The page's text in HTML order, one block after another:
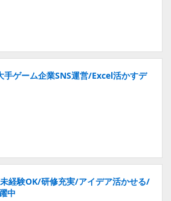
ゲーム企業SNS運営/Excel活かすデ
経験OK/研修充実/アイデア活かせる/
中